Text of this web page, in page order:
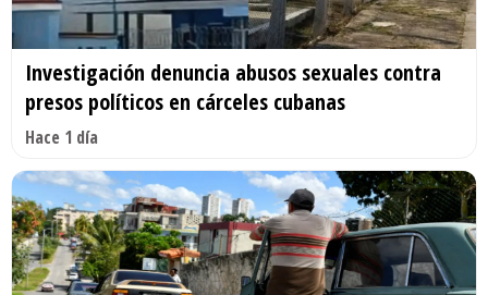
Investigación denuncia abusos sexuales contra
presos políticos en cárceles cubanas
Hace 1 día